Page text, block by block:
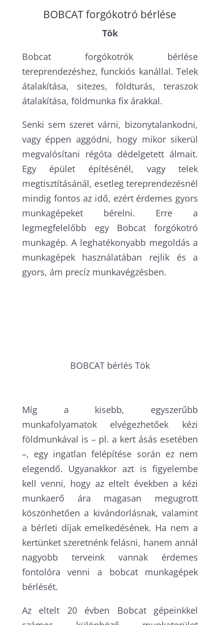
BOBCAT forgókotró bérlése
Tök
Bobcat forgókotrók bérlése
tereprendezéshez, funckiós kanállal. Telek
átalakítása, sitezes, földturás, teraszok
átalakítása, földmunka fix árakkal.
Senki sem szeret várni, bizonytalankodni,
vagy éppen aggódni, hogy mikor sikerül
megvalósítani régóta dédelgetett álmait.
Egy épület építésénél, vagy telek
megtisztításánál, esetleg tereprendezésnél
mindig fontos az idő, ezért érdemes gyors
munkagépeket bérelni. Erre a
legmegfelelőbb egy Bobcat forgókotró
munkagép. A leghatékonyabb megoldás a
munkagépek használatában rejlik és a
gyors, ám precíz munkavégzésben.
BOBCAT bérlés Tök
Míg a kisebb, egyszerűbb
munkafolyamatok elvégezhetőek kézi
földmunkával is – pl. a kert ásás esetében
–, egy ingatlan felépítése során ez nem
elegendő. Ugyanakkor azt is figyelembe
kell venni, hogy az eltelt években a kézi
munkaerő ára magasan megugrott
köszönhetően a kivándorlásnak, valamint
a bérleti díjak emelkedésének. Ha nem a
kertünket szeretnénk felásni, hanem annál
nagyobb terveink vannak érdemes
fontolóra venni a bobcat munkagépek
bérlését.
Az eltelt 20 évben Bobcat gépeinkkel